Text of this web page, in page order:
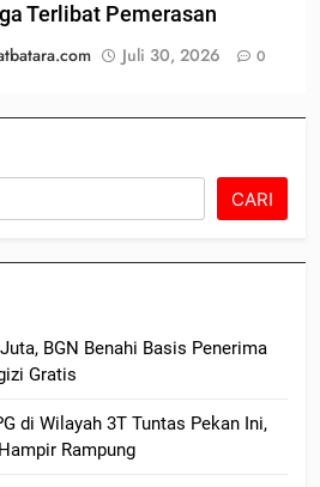
Terlibat Pemerasan
Juli 30, 2026 0
CARI
BGN Benahi Basis Penerima
Gratis
di Wilayah 3T Tuntas Pekan Ini,
Rampung